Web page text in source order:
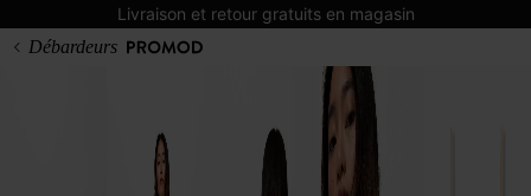
Livraison et retour gratuits en magasin
Débardeurs